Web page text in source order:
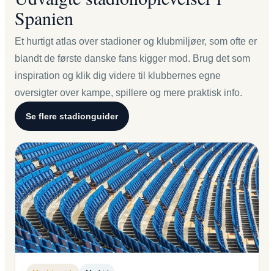
Spanien
Et hurtigt atlas over stadioner og klubmiljøer, som ofte er
blandt de første danske fans kigger mod. Brug det som
inspiration og klik dig videre til klubbernes egne
oversigter over kampe, spillere og mere praktisk info.
Se flere stadionguider